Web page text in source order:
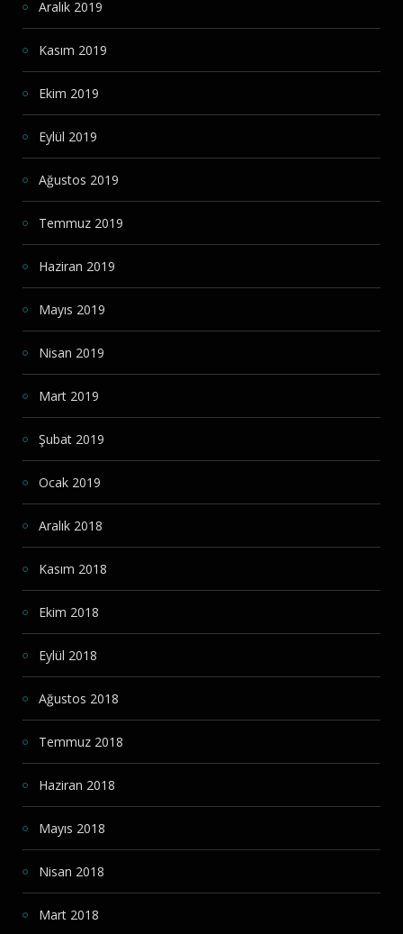
Aralık 2019
Kasım 2019
Ekim 2019
Eylül 2019
Ağustos 2019
Temmuz 2019
Haziran 2019
Mayıs 2019
Nisan 2019
Mart 2019
Şubat 2019
Ocak 2019
Aralık 2018
Kasım 2018
Ekim 2018
Eylül 2018
Ağustos 2018
Temmuz 2018
Haziran 2018
Mayıs 2018
Nisan 2018
Mart 2018